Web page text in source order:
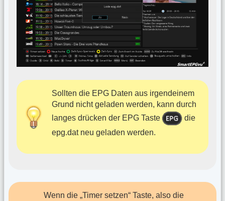
Sollten die EPG Daten aus irgendeinem
Grund nicht geladen werden, kann durch
langes drücken der EPG Taste
die
epg.dat neu geladen werden.
Wenn die „Timer setzen“ Taste, also die